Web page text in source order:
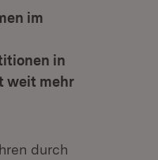
im
in
weit mehr
durch